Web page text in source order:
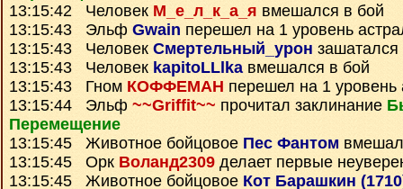
13:15:42 Человек М_е_л_к_а_я вмешался в бой
13:15:43 Эльф Gwain перешел на 1 уровень
13:15:43 Человек Смертельный_урон
13:15:43 Человек kapitoLLlkaвмешался в бой
13:15:43 Гном КОФФЕМАН перешел на 1 уровень
13:15:44 Эльф ~~Griffit~~ прочитал заклинание
Перемещение
13:15:45 Животное бойцовое Пес Фантом
13:15:45 Орк Воланд2309 делает первые
13:15:45 Животное бойцовое Кот Барашкин